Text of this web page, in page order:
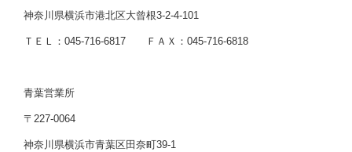
神奈川県横浜市港北区大曾根3-2-4-101
ＴＥＬ：045-716-6817 ＦＡＸ：045-716-6818
青葉営業所
〒227-0064
神奈川県横浜市青葉区田奈町39-1